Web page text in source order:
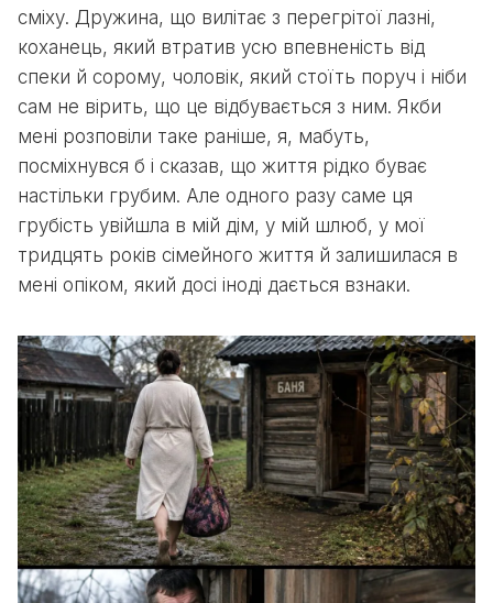
сміху. Дружина, що вилітає з перегрітої лазні,
коханець, який втратив усю впевненість від
спеки й сорому, чоловік, який стоїть поруч і ніби
сам не вірить, що це відбувається з ним. Якби
мені розповіли таке раніше, я, мабуть,
посміхнувся б і сказав, що життя рідко буває
настільки грубим. Але одного разу саме ця
грубість увійшла в мій дім, у мій шлюб, у мої
тридцять років сімейного життя й залишилася в
мені опіком, який досі іноді дається взнаки.